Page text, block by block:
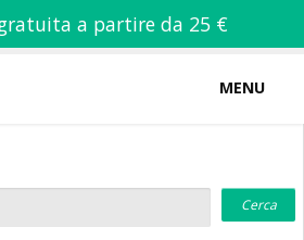
a partire da 25 €
MENU